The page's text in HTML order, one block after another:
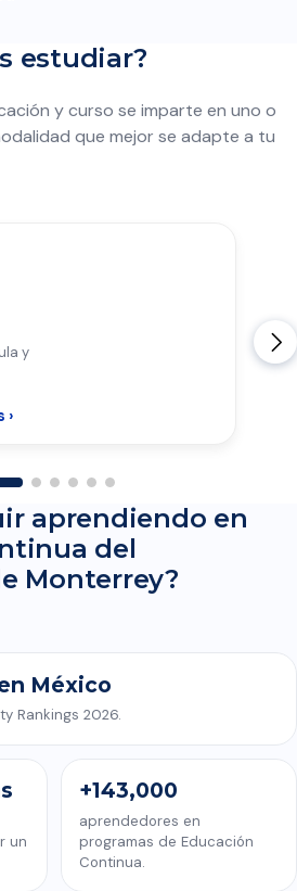
estudiar?
y curso se imparte en uno o
que mejor se adapte a tu
y
›
aprendiendo en
del
Monterrey?
DEL TECNOLÓGICO DE
México
Rankings 2026.
un
+143,000
aprendedores en
programas de Educación
Continua.